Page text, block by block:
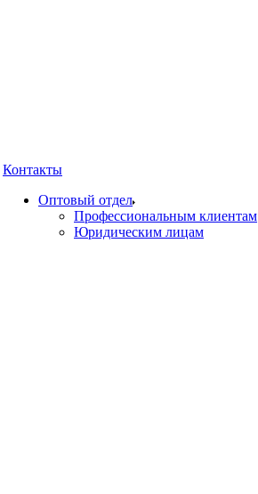
Контакты
Оптовый отдел
Профессиональным клиентам
Юридическим лицам